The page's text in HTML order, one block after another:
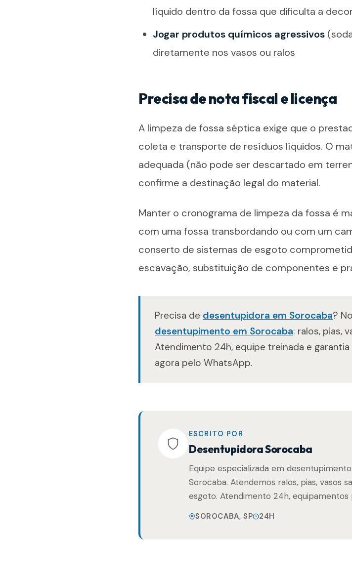
líquido dentro da fossa que dificulta a
Jogar produtos químicos agressivos
diretamente nos vasos ou ralos
Precisa de nota fiscal e licença
A limpeza de fossa séptica exige que o
coleta e transporte de resíduos líquidos. O
adequada (não pode ser descartado em
confirme a destinação legal do material.
Manter o cronograma de limpeza da fossa é
com uma fossa transbordando ou com um
conserto de sistemas de esgoto
escavação, substituição de componentes e
Precisa de desentupidora em Sorocaba?
desentupimento em Sorocaba: ralos, pias,
Atendimento 24h, equipe treinada e
agora pelo WhatsApp.
ESCRITO POR
Desentupidora Sorocaba
Equipe especializada em
Sorocaba. Atendemos ralos, pias, vasos
esgoto. Atendimento 24h, equipamentos
SOROCABA, SP 24H